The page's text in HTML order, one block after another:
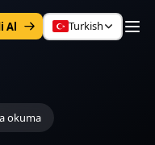
Al Turkish
okuma